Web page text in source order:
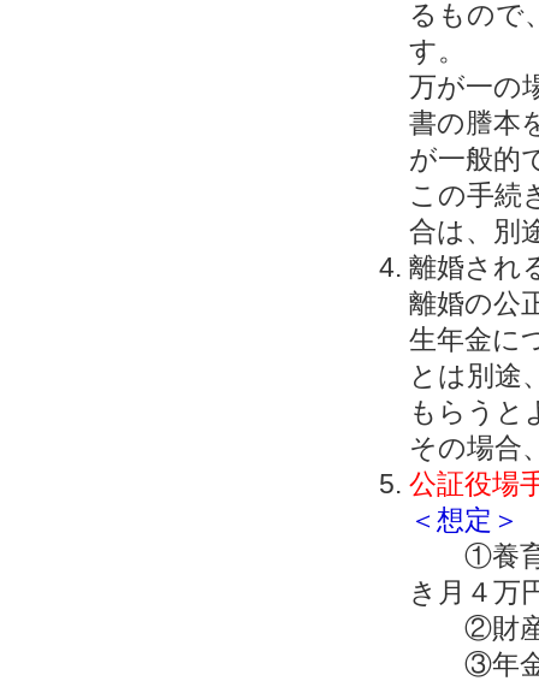
るもので
す。
万が一の
書の謄本
が一般的
この手続
合は、別
離婚され
離婚の公
生年金に
とは別途
もらうと
その場合
公証役場
＜想定＞
①養育
き月４万
②財産
③年金